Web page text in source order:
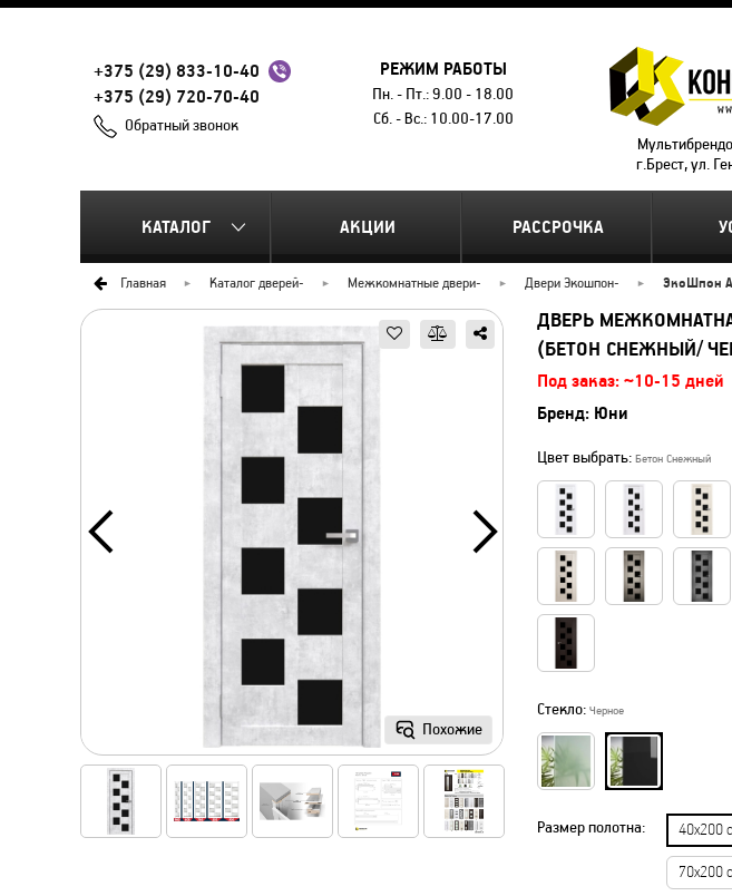
+375 (29) 833-10-40
+375 (29) 720-70-40
Обратный звонок
РЕЖИМ РАБОТЫ
Пн. - Пт.: 9.00 - 18.00
Сб. - Вс.: 10.00-17.00
г.Брест, ул.
КАТАЛОГ АКЦИИ РАССРОЧКА
Главная Каталог дверей- Межкомнатные двери- Двери Экошпон- ЭкоШпон
Похожие
ДВЕРЬ
(БЕТОН СНЕЖНЫЙ/
Под заказ: ~10-15 дней
Бренд: Юни
Цвет выбрать: Бетон Снежный
Стекло: Черное
Размер полотна: 40х200
70х200